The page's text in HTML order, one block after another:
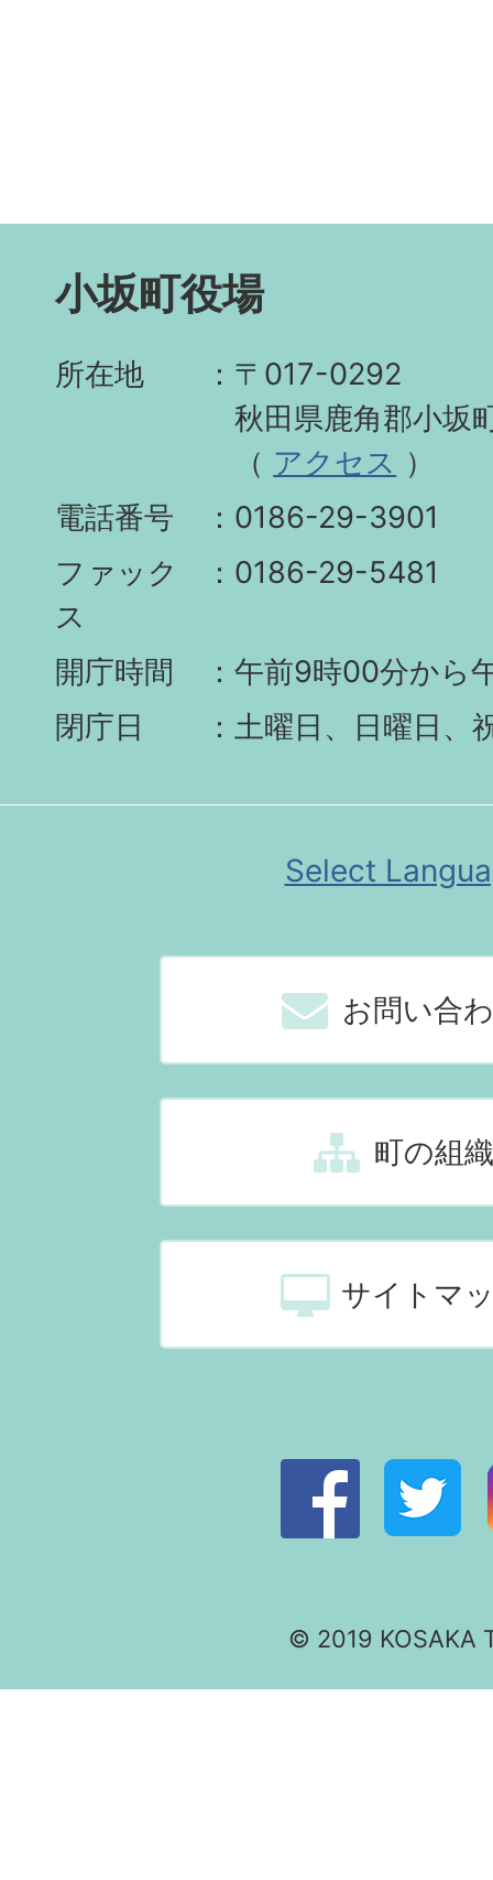
小坂町役場
所在地
〒017-0292
秋田県鹿角郡小坂
（ アクセス ）
電話番号
0186-29-3901
ファック
ス
0186-29-5481
開庁時間
午前9時00分から
閉庁日
土曜日、日曜日、
Select
お問い合
町の組織
サイトマ
© 2019 KOSAKA